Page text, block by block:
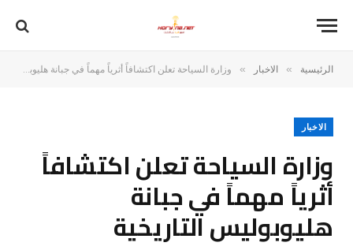
الرئيسية » الاخبار » وزارة السياحة تعلن اكتشافاً أثرياً مهماً في جبانة هليوبوليس التاريخية
الاخبار
وزارة السياحة تعلن اكتشافاً
أثرياً مهماً في جبانة
هليوبوليس التاريخية